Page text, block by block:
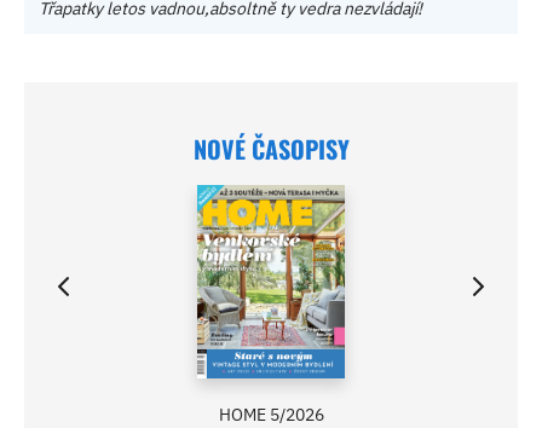
Třapatky letos vadnou,absoltně ty vedra nezvládají!
NOVÉ ČASOPISY
HOME 5/2026